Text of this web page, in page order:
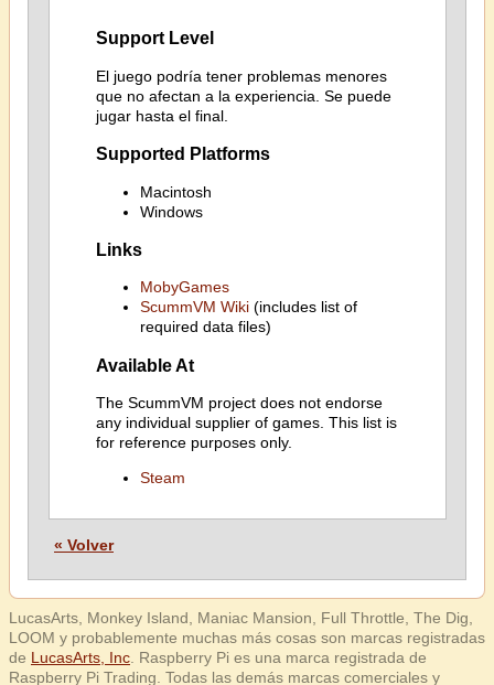
Support Level
El juego podría tener problemas menores
que no afectan a la experiencia. Se puede
jugar hasta el final.
Supported Platforms
Macintosh
Windows
Links
MobyGames
ScummVM Wiki(includes list of
required data files)
Available At
The ScummVM project does not endorse
any individual supplier of games. This list is
for reference purposes only.
Steam
« Volver
LucasArts, Monkey Island, Maniac Mansion, Full Throttle, The Dig,
LOOM y probablemente muchas más cosas son marcas registradas
de LucasArts, Inc . Raspberry Pi es una marca registrada de
Raspberry Pi Trading. Todas las demás marcas comerciales y